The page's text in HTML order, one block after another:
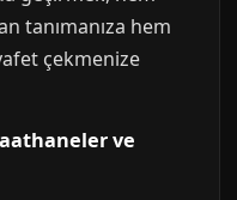
tanımanıza hem
çekmenize
ve